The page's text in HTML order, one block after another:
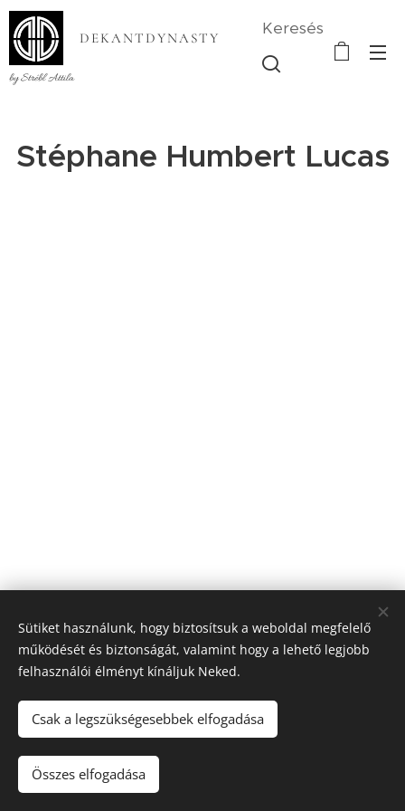
DEKANTDYNASTY
by Strébl Attila
Keresés
Stéphane Humbert Lucas
© 2026 Minden jog fenntartva
Sütiket használunk, hogy biztosítsuk a weboldal megfelelő
működését és biztonságát, valamint hogy a lehető legjobb
felhasználói élményt kínáljuk Neked.
Csak a legszükségesebbek elfogadása
Összes elfogadása